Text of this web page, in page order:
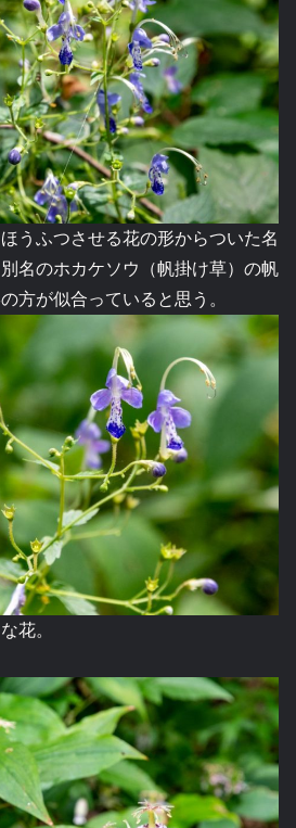
うふつさせる花の形からついた名
名のホカケソウ（帆掛け草）の帆
方が似合っていると思う。
花。